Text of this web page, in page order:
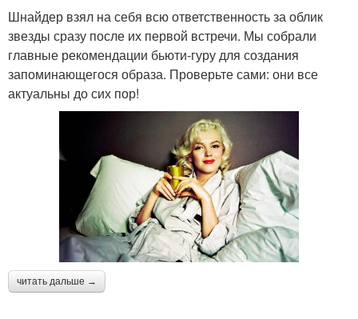
Шнайдер взял на себя всю ответственность за облик
звезды сразу после их первой встречи. Мы собрали
главные рекомендации бьюти-гуру для создания
запоминающегося образа. Проверьте сами: они все
актуальны до сих пор!
читать дальше →